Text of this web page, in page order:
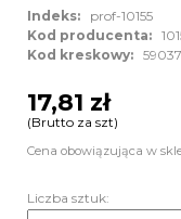
Indeks:
prof-10155
Kod producenta:
Kod kreskowy:
17,81 zł
(Brutto za szt)
Cena obowiązująca w
Liczba sztuk: